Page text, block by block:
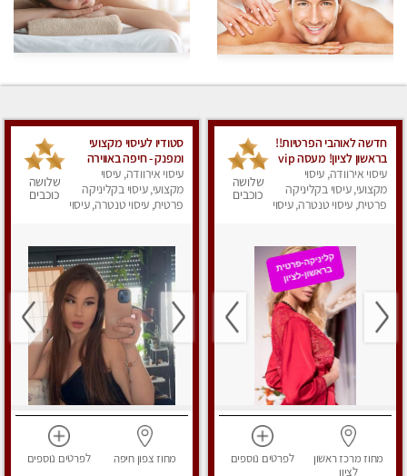
חדשה לאוהבי הפרטיות!!
בראשון לציון! מעסה vip
מפנקת בקליניקה פרטית
לחלוטין!!! לבד! לרציניים
בלבד! מומלץ!
עיסוי אירוודה, עיסוי
מקצועי, עיסוי בקליניקה
פרטית, עיסוי טנטרה, עיסוי
שלושה
כוכבים
מחוז מרכזראשון
לציון
לפרטים נוספים
סטודיו לעיסוי מקצועי
ומפנק - חיפה באווירה
נעימה ושקטה
עיסוי אירוודה, עיסוי
מקצועי, עיסוי בקליניקה
פרטית, עיסוי טנטרה, עיסוי
שלושה
כוכבים
מחוז צפוןחיפה לפרטים נוספים